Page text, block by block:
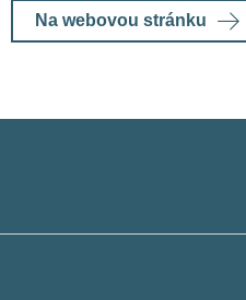
Na webovou stránku